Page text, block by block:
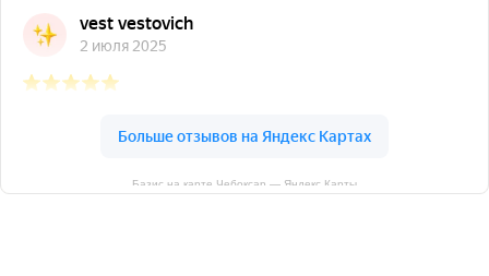
Базис на карте Чебоксар — Яндекс Карты